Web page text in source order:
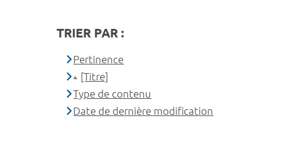
TRIER PAR :
Pertinence
[Titre]
Type de contenu
Date de dernière modification